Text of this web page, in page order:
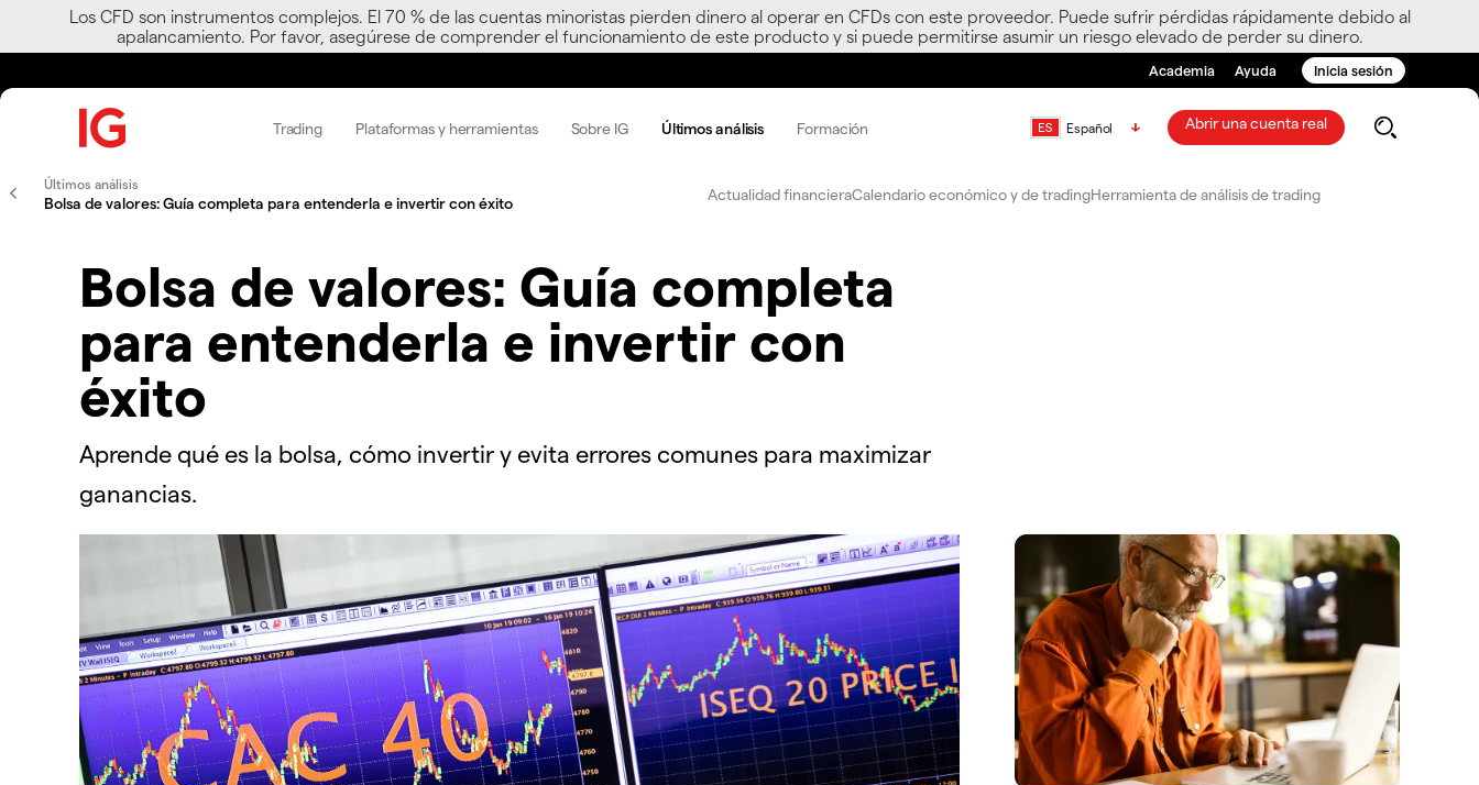
Los CFD son instrumentos complejos. El 70 % de las cuentas minoristas pierden dinero al operar en CFDs con este proveedor. Puede sufrir pérdidas rápidamente debido al
apalancamiento. Por favor, asegúrese de comprender el funcionamiento de este producto y si puede permitirse asumir un riesgo elevado de perder su dinero.
Academia Ayuda Inicia sesión
Trading Plataformas y herramientas Sobre IG Últimos análisis Formación Español Abrir una cuenta real
Últimos análisis
Bolsa de valores: Guía completa para entenderla e invertir con éxito Actualidad financieraCalendario económico y de tradingHerramienta de análisis de trading
Bolsa de valores: Guía completa
para entenderla e invertir con
éxito
Aprende qué es la bolsa, cómo invertir y evita errores comunes para maximizar
ganancias.